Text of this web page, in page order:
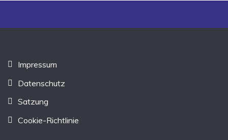
Impressum
Datenschutz
Satzung
Cookie-Richtlinie